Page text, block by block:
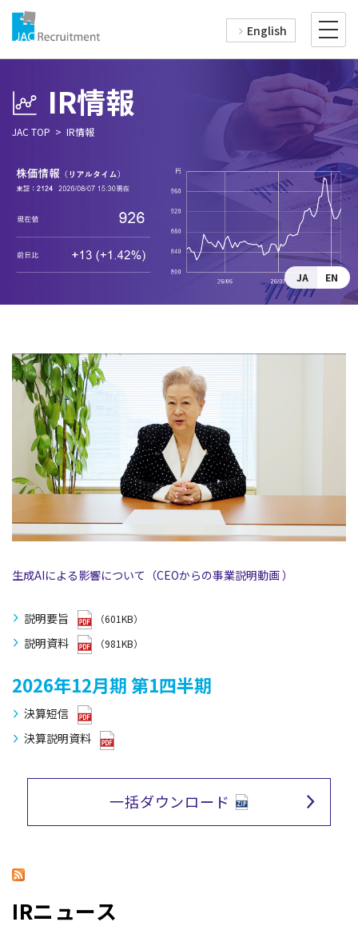
IR情報
JAC TOP IR情報
JA EN
生成AIによる影響について（CEOからの事業説明動画 ）
説明要旨 （601KB）
説明資料 （981KB）
2026年12月期第1四半期
決算短信
決算説明資料
一括ダウンロード
IRニュース
English